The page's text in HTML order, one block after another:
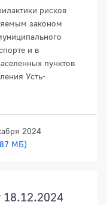
рисков
законом
и в
пунктов
Усть-
2024
МБ)
18.12.2024